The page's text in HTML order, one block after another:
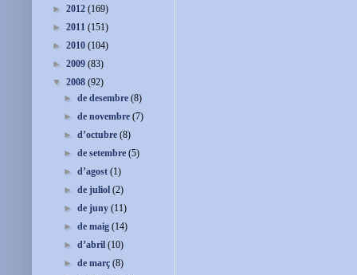
► 2012 (169)
► 2011 (151)
► 2010 (104)
► 2009 (83)
▼ 2008 (92)
►de desembre(8)
►de novembre(7)
►d’octubre(8)
►de setembre(5)
►d’agost(1)
►de juliol(2)
►de juny(11)
►de maig(14)
►d’abril(10)
►de març(8)